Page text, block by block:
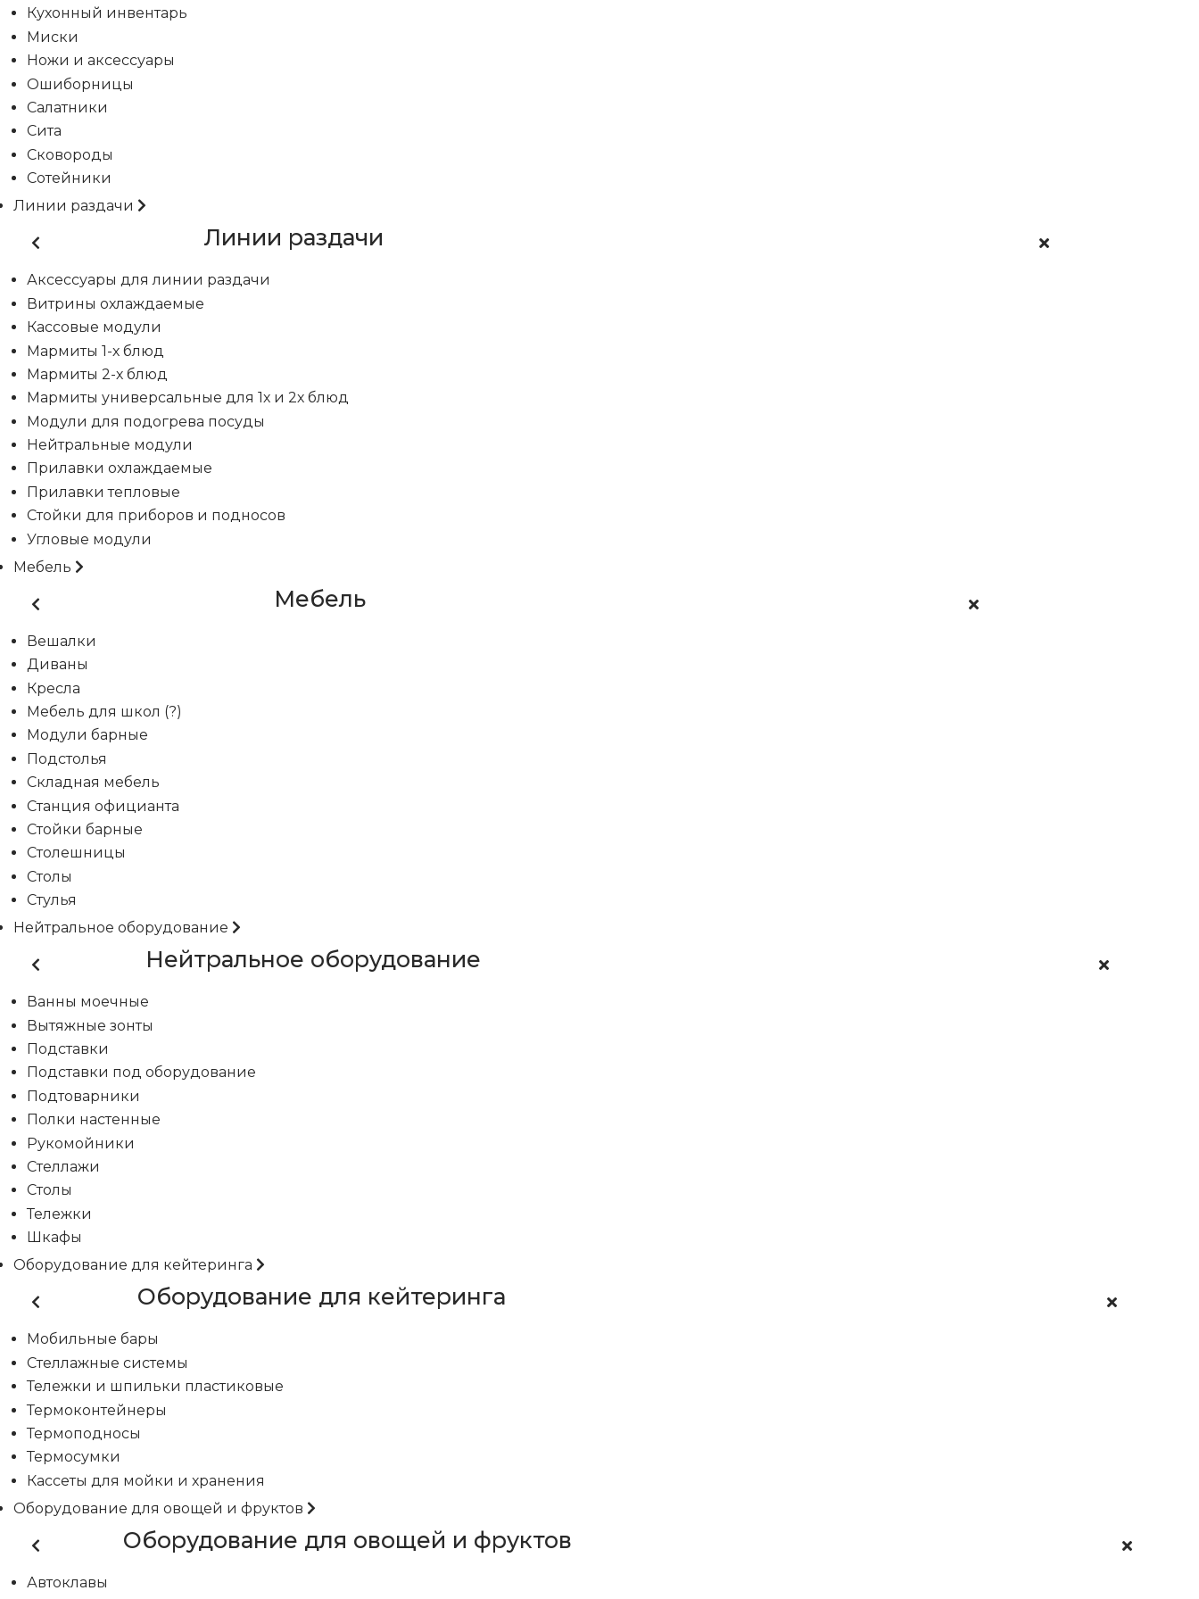
Кухонный инвентарь
Миски
Ножи и аксессуары
Ошиборницы
Салатники
Сита
Сковороды
Сотейники
Линии раздачи
Линии раздачи
Аксессуары для линии раздачи
Витрины охлаждаемые
Кассовые модули
Мармиты 1-х блюд
Мармиты 2-х блюд
Мармиты универсальные для 1х и 2х блюд
Модули для подогрева посуды
Нейтральные модули
Прилавки охлаждаемые
Прилавки тепловые
Стойки для приборов и подносов
Угловые модули
Мебель
Мебель
Вешалки
Диваны
Кресла
Мебель для школ (?)
Модули барные
Подстолья
Складная мебель
Станция официанта
Стойки барные
Столешницы
Столы
Стулья
Нейтральное оборудование
Нейтральное оборудование
Ванны моечные
Вытяжные зонты
Подставки
Подставки под оборудование
Подтоварники
Полки настенные
Рукомойники
Стеллажи
Столы
Тележки
Шкафы
Оборудование для кейтеринга
Оборудование для кейтеринга
Мобильные бары
Стеллажные системы
Тележки и шпильки пластиковые
Термоконтейнеры
Термоподносы
Термосумки
Кассеты для мойки и хранения
Оборудование для овощей и фруктов
Оборудование для овощей и фруктов
Автоклавы